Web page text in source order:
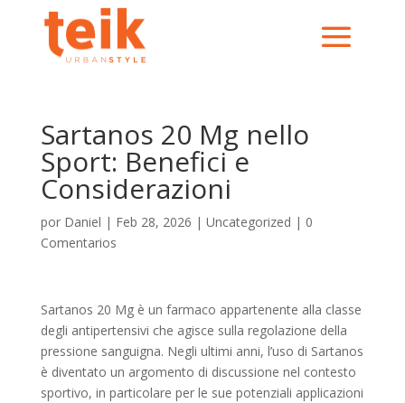
Sartanos 20 Mg nello
Sport: Benefici e
Considerazioni
por Daniel | Feb 28, 2026 | Uncategorized | 0
Comentarios
Sartanos 20 Mg è un farmaco appartenente alla classe
degli antipertensivi che agisce sulla regolazione della
pressione sanguigna. Negli ultimi anni, l’uso di Sartanos
è diventato un argomento di discussione nel contesto
sportivo, in particolare per le sue potenziali applicazioni